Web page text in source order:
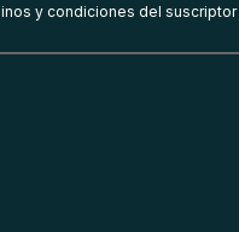
y condiciones del suscriptor